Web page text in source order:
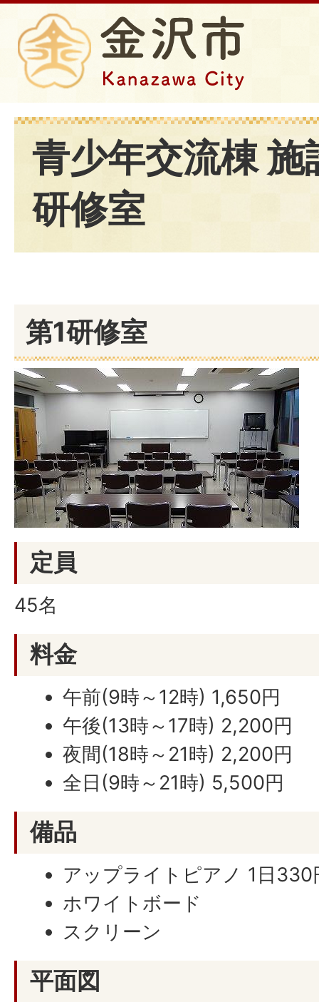
青少年交流棟 施
研修室
第1研修室
定員
45名
料金
午前(9時～12時) 1,650円
午後(13時～17時) 2,200円
夜間(18時～21時) 2,200円
全日(9時～21時) 5,500円
備品
アップライトピアノ 1日330
ホワイトボード
スクリーン
平面図